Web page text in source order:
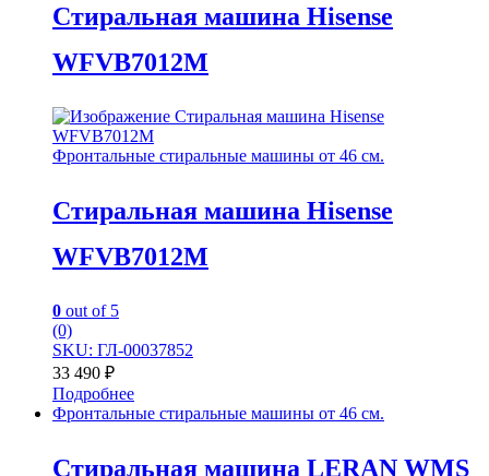
Стиральная машина Hisense
WFVB7012M
Фронтальные стиральные машины от 46 см.
Стиральная машина Hisense
WFVB7012M
0 out of 5
(0)
SKU: ГЛ-00037852
33 490 ₽
Подробнее
Фронтальные стиральные машины от 46 см.
Стиральная машина LERAN WMS